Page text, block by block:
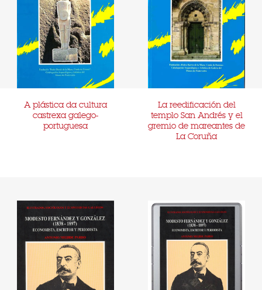
A plástica da cultura
castrexa galego-
portuguesa
La reedificación del
templo San Andrés y el
gremio de mareantes de
La Coruña